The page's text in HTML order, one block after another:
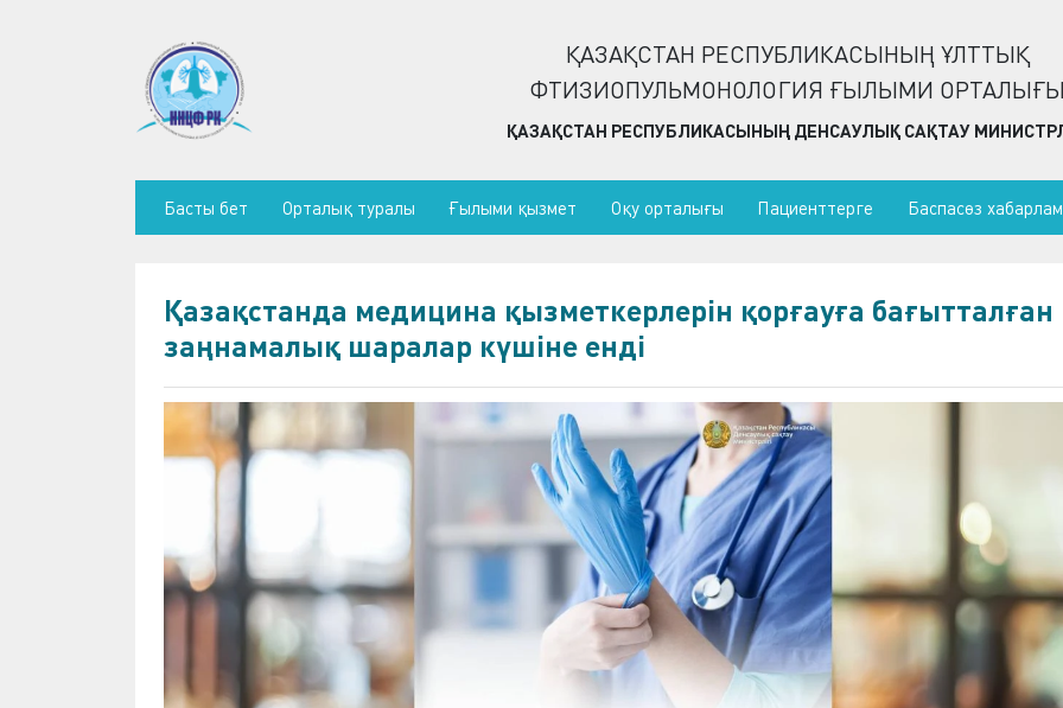
ҚАЗАҚСТАН РЕСПУБЛИКАСЫНЫҢ ҰЛТТЫҚ
ФТИЗИОПУЛЬМОНОЛОГИЯ ҒЫЛЫМИ ОРТАЛЫҒЫ
ҚАЗАҚСТАН РЕСПУБЛИКАСЫНЫҢ ДЕНСАУЛЫҚ САҚТАУ
Басты бет Орталық туралы Ғылыми қызмет Оқу орталығы Пациенттерге Баспасөз
Қазақстанда медицина қызметкерлерін қорғауға бағытталған
заңнамалық шаралар күшіне енді